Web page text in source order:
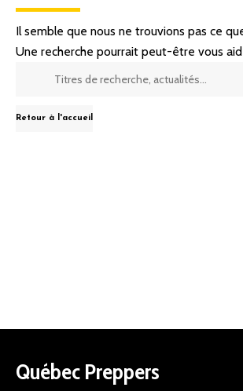
Il semble que nous ne trouvions pas ce
Une recherche pourrait peut-être vous
Retour à l'accueil
Québec Preppers